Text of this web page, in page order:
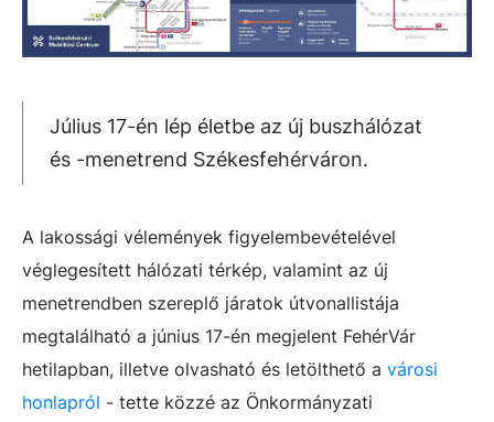
Július 17-én lép életbe az új buszhálózat
és -menetrend Székesfehérváron.
A lakossági vélemények figyelembevételével
véglegesített hálózati térkép, valamint az új
menetrendben szereplő járatok útvonallistája
megtalálható a június 17-én megjelent FehérVár
hetilapban, illetve olvasható és letölthető a városi
honlapról - tette közzé az Önkormányzati